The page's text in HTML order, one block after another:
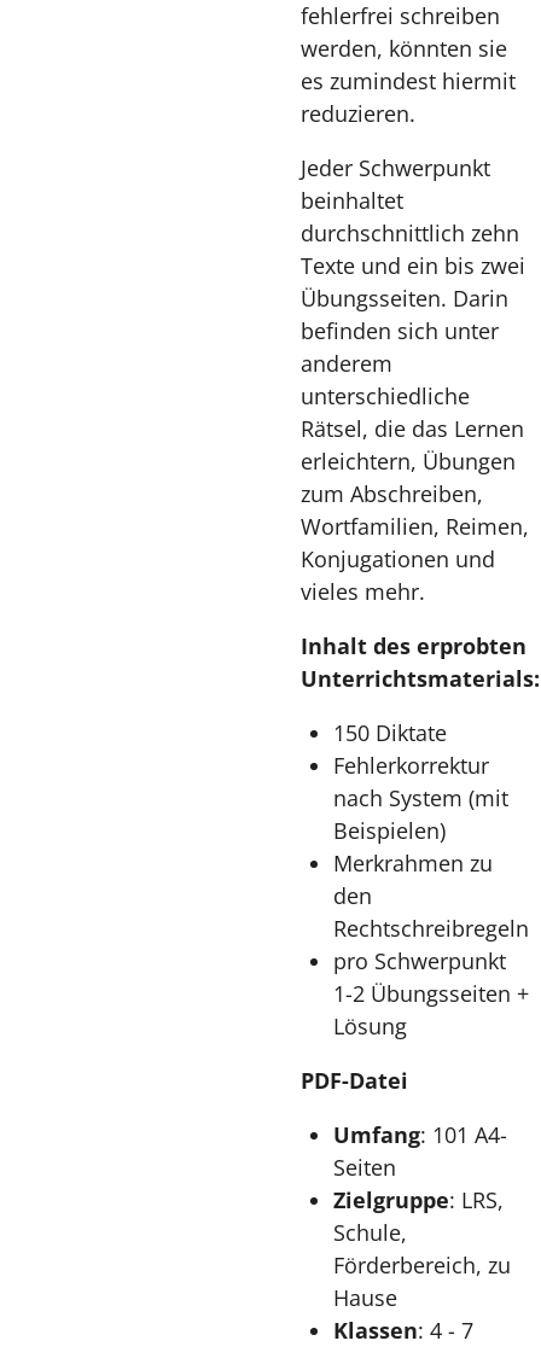
fehlerfrei schreiben
werden, könnten sie
es zumindest hiermit
reduzieren.
Jeder Schwerpunkt
beinhaltet
durchschnittlich zehn
Texte und ein bis zwei
Übungsseiten. Darin
befinden sich unter
anderem
unterschiedliche
Rätsel, die das Lernen
erleichtern, Übungen
zum Abschreiben,
Wortfamilien, Reimen,
Konjugationen und
vieles mehr.
Inhalt des erprobten
Unterrichtsmaterials:
150 Diktate
Fehlerkorrektur
nach System (mit
Beispielen)
Merkrahmen zu
den
Rechtschreibregeln
pro Schwerpunkt
1-2 Übungsseiten +
Lösung
PDF-Datei
Umfang: 101 A4-
Seiten
Zielgruppe: LRS,
Schule,
Förderbereich, zu
Hause
Klassen: 4 - 7